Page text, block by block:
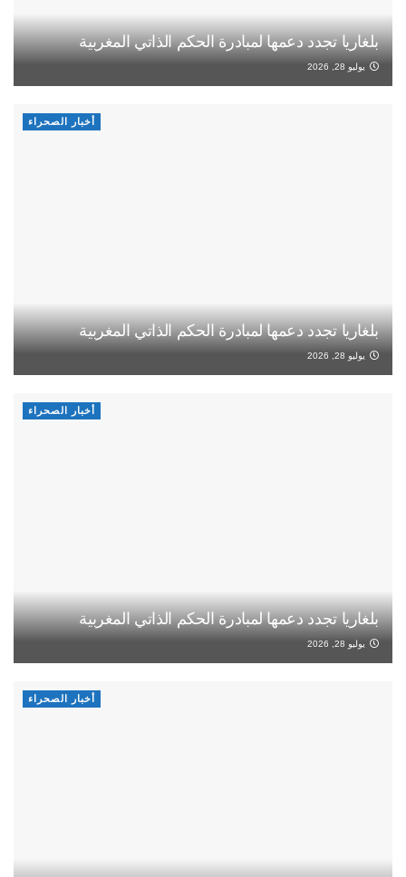
بلغاريا تجدد دعمها لمبادرة الحكم الذاتي المغربية
يوليو 28, 2026
أخبار الصحراء
بلغاريا تجدد دعمها لمبادرة الحكم الذاتي المغربية
يوليو 28, 2026
أخبار الصحراء
بلغاريا تجدد دعمها لمبادرة الحكم الذاتي المغربية
يوليو 28, 2026
أخبار الصحراء